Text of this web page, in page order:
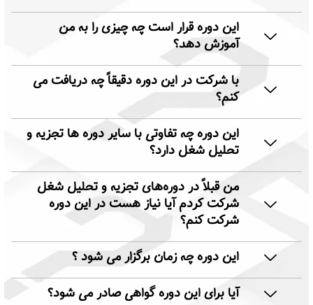
این دوره قرار است چه چیزی را به من
آموزش دهد؟
با شرکت در این دوره دقیقاً چه دریافت می
کنم؟
این دوره چه تفاوتی با سایر دوره ها تجزیه و
تحلیل شغل دارد؟
من قبلاً در دوره‌های تجزیه و تحلیل شغل
شرکت کردم آیا نیاز هست در این دوره
شرکت کنم؟
این دوره چه زمان برگزار می شود ؟
آیا برای این دوره گواهی صادر می شود؟